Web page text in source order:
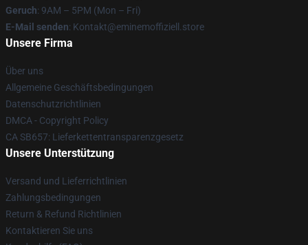
Geruch: 9AM – 5PM (Mon – Fri)
E-Mail senden: Kontakt@eminemoffiziell.store
Unsere Firma
Über uns
Allgemeine Geschäftsbedingungen
Datenschutzrichtlinien
DMCA - Copyright Policy
CA SB657: Lieferkettentransparenzgesetz
Unsere Unterstützung
Versand und Lieferrichtlinien
Zahlungsbedingungen
Return & Refund Richtlinien
Kontaktieren Sie uns